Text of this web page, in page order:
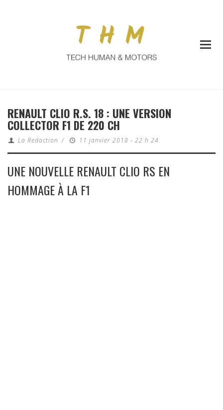
RENAULT CLIO R.S. 18 : UNE VERSION
COLLECTOR F1 DE 220 CH
La Redaction / 11 janvier 2018 - 22 h 24
UNE NOUVELLE RENAULT CLIO RS EN
HOMMAGE À LA F1